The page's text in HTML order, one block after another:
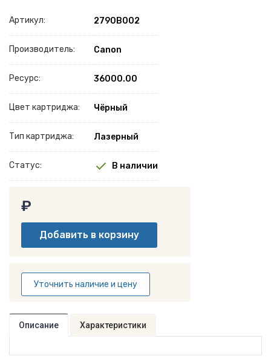
Артикул: 2790B002
Производитель: Canon
Ресурс: 36000.00
Цвет картриджа: Чёрный
Тип картриджа: Лазерный
Статус: В наличии
₽
Уточнить наличие и цену
Описание Характеристики